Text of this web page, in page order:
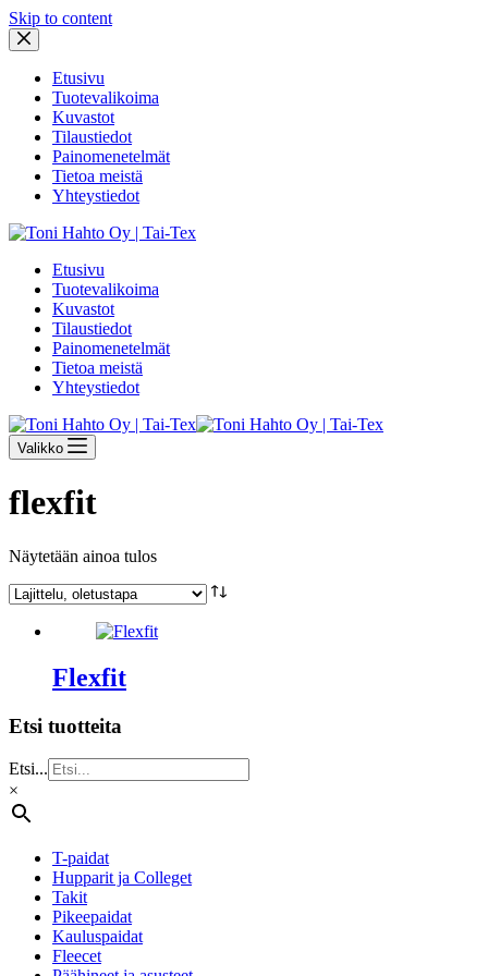
Skip to content
Etusivu
Tuotevalikoima
Kuvastot
Tilaustiedot
Painomenetelmät
Tietoa meistä
Yhteystiedot
Etusivu
Tuotevalikoima
Kuvastot
Tilaustiedot
Painomenetelmät
Tietoa meistä
Yhteystiedot
Valikko
flexfit
Näytetään ainoa tulos
Flexfit
Etsi tuotteita
Etsi...
×
T-paidat
Hupparit ja Colleget
Takit
Pikeepaidat
Kauluspaidat
Fleecet